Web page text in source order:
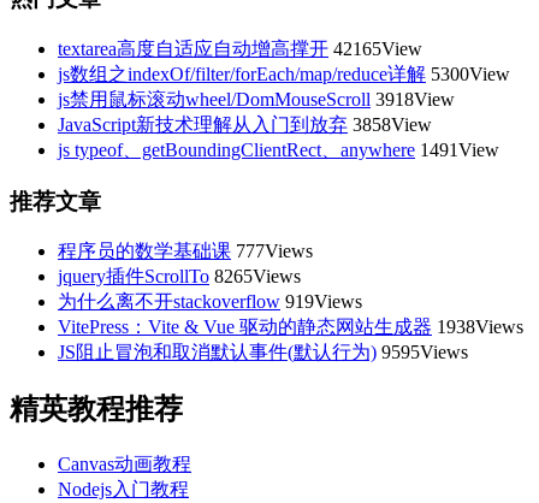
textarea高度自适应自动增高撑开 42165View
js数组之indexOf/filter/forEach/map/reduce详解 5300View
js禁用鼠标滚动wheel/DomMouseScroll 3918View
JavaScript新技术理解从入门到放弃 3858View
js typeof、getBoundingClientRect、anywhere 1491View
推荐文章
程序员的数学基础课 777Views
jquery插件ScrollTo 8265Views
为什么离不开stackoverflow 919Views
VitePress：Vite & Vue 驱动的静态网站生成器 1938Views
JS阻止冒泡和取消默认事件(默认行为) 9595Views
精英教程推荐
Canvas动画教程
Nodejs入门教程